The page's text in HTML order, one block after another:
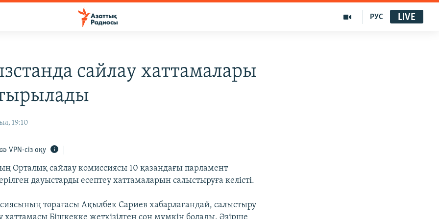
РУС LIVE
сайлау хаттамалары
19:10
VPN-сіз оқу
Орталық сайлау комиссиясы 10 қазандағы парламент
дауыстарды есептеу хаттамаларын салыстыруға келісті.
төрағасы Ақылбек Сариев хабарлағандай, салыстыру